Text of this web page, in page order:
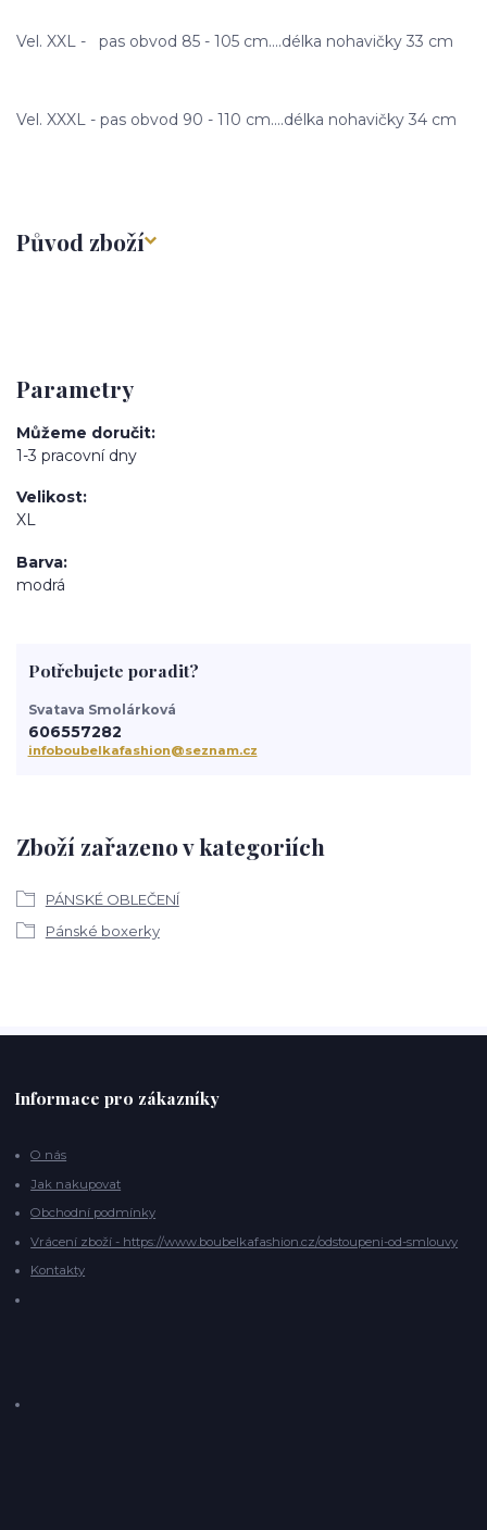
Vel. XXL - pas obvod 85 - 105 cm....délka nohavičky 33 cm
Vel. XXXL - pas obvod 90 - 110 cm....délka nohavičky 34 cm
Původ zboží
Parametry
Můžeme doručit
1-3 pracovní dny
Velikost
XL
Barva
modrá
Zboží zařazeno v kategoriích
PÁNSKÉ OBLEČENÍ
Pánské boxerky
Potřebujete poradit?
Svatava Smolárková
606557282
infoboubelkafashion@seznam.cz
Informace pro zákazníky
O nás
Jak nakupovat
Obchodní podmínky
Vrácení zboží - https://www.boubelkafashion.cz/odstoupeni-od-smlouvy
Kontakty